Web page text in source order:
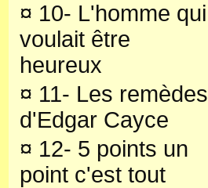
¤ 10- L'homme qui
voulait être
heureux
¤ 11- Les remèdes
d'Edgar Cayce
¤ 12- 5 points un
point c'est tout